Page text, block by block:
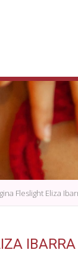
Fleslight Eliza
IBARRA